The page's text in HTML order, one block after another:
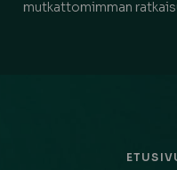
mutkattomimman